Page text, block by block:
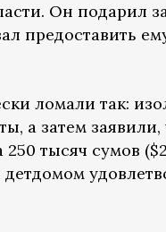
Он подарил
предоставить
ломали так:
а затем заявили,
тысяч сумов